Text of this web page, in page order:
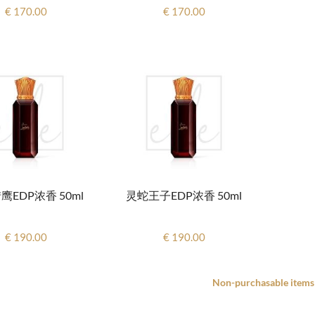
€ 170.00 € 170.00
EDP浓香 50ml
€ 190.00
灵蛇王子EDP浓香 50ml
€ 190.00
Non-purchasable items